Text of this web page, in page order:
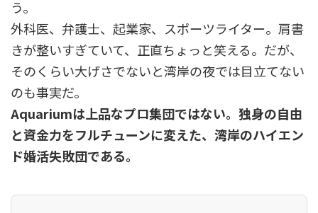
う。
外科医、弁護士、起業家、スポーツライター。肩書
きが整いすぎていて、正直ちょっと笑える。だが、
そのくらい大げさでないと湾岸の夜では目立てない
のも事実だ。
Aquariumは上品なプロ集団ではない。独身の自由
と資金力をフルチューンに変えた、湾岸のハイエン
ド婚活失敗団である。